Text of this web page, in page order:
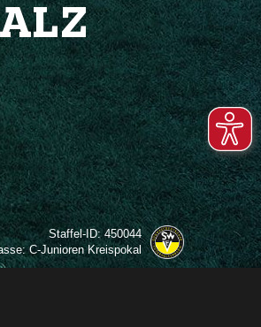
Staffel-ID: 450044
C-Junioren Kreispokal